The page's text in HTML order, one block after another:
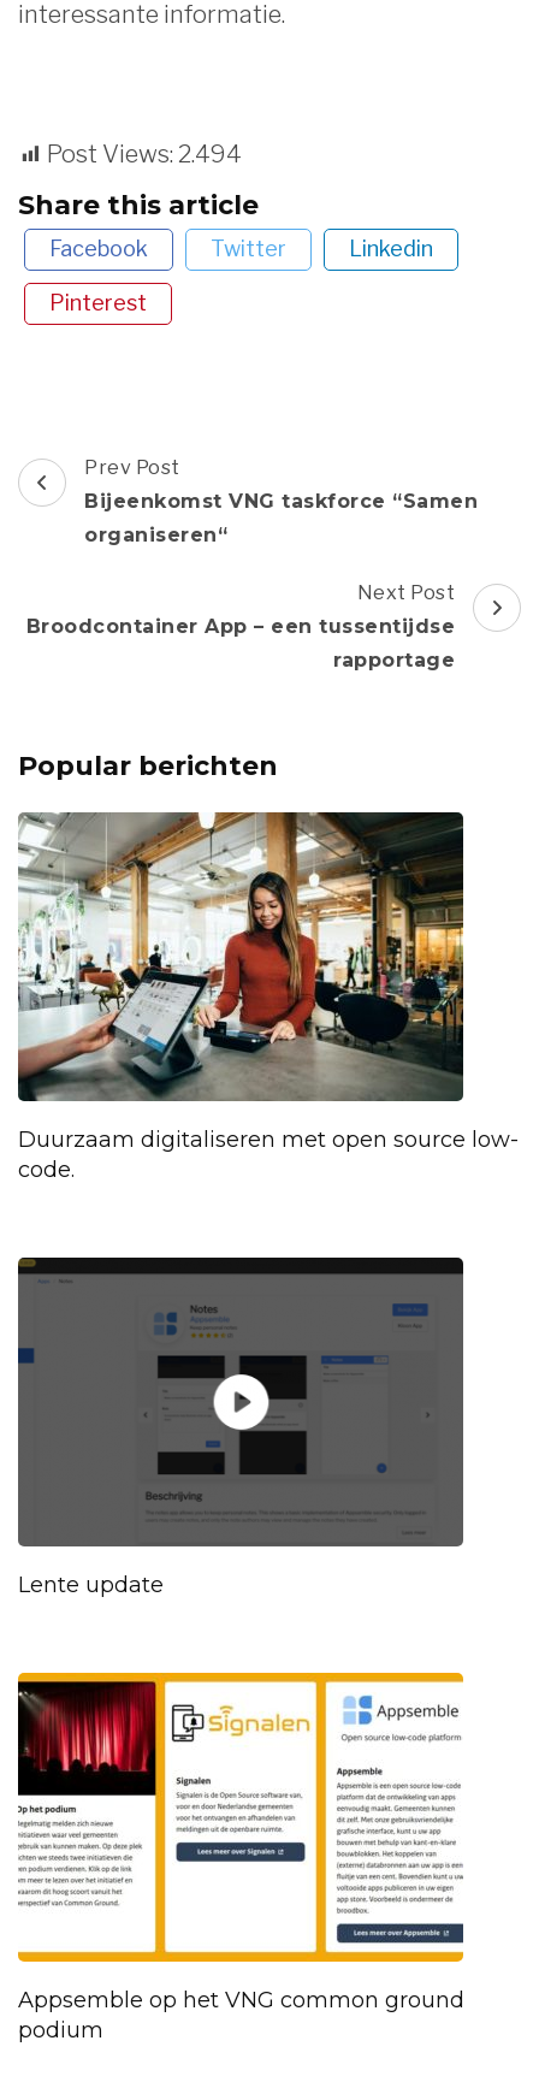
interessante informatie.
Post Views: 2.494
Share this article
Facebook Twitter Linkedin
Pinterest
Post
Navigation
Prev Post
Bijeenkomst VNG taskforce “Samen
organiseren“
Next Post
Broodcontainer App – een tussentijdse
rapportage
Popular berichten
Duurzaam digitaliseren met open source low-
code.
Lente update
Appsemble op het VNG common ground
podium